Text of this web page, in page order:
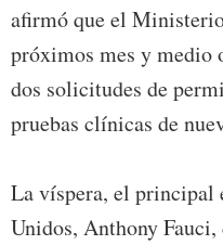
afirmó que el
próximos mes y medio
dos solicitudes de
pruebas clínicas de
La víspera, el principal
Unidos, Anthony